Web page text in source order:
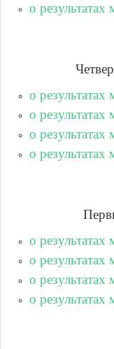
о результатах
о
о
о
о результатах
о
о
о
о результатах